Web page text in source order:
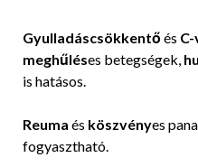
Gyulladáscsökkentő és
meghűléses betegségek,
is hatásos.
Reuma és köszvényes
fogyasztható.